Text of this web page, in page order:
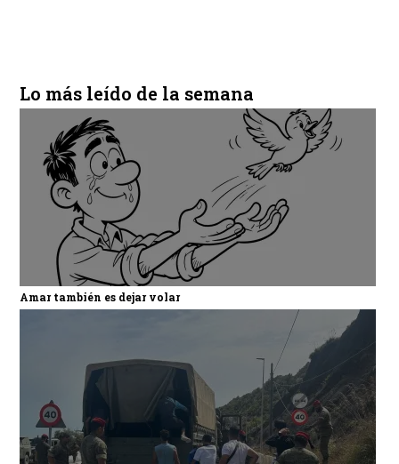
Lo más leído de la semana
Amar también es dejar volar